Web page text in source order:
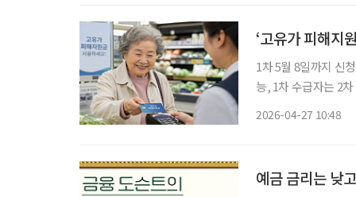
‘고유가 피해지
1차 5월 8일까지 신
능, 1차 수급자는 2차
2026-04-27 10:48
예금 금리는 낮